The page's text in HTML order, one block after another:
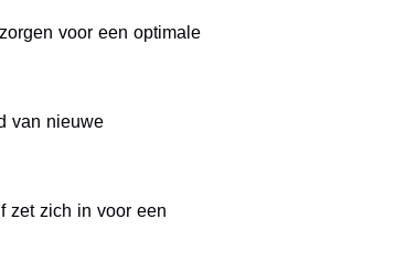
voor een optimale
van nieuwe
zet zich in voor een